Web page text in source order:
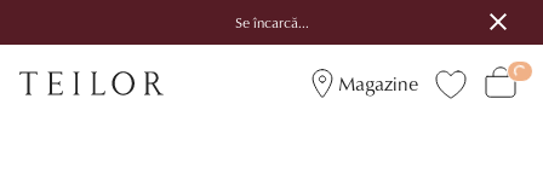
Se încarcă...
Magazine